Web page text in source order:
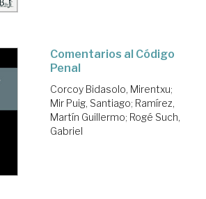
Comentarios al Código
Penal
Corcoy Bidasolo, Mirentxu;
Mir Puig, Santiago; Ramírez,
Martín Guillermo; Rogé Such,
Gabriel